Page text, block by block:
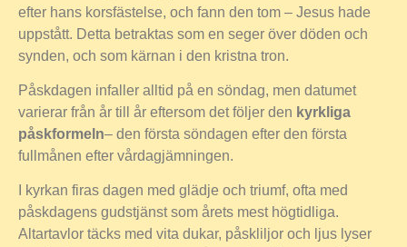
efter hans korsfästelse, och fann den tom – Jesus hade
uppstått. Detta betraktas som en seger över döden och
synden, och som kärnan i den kristna tron.
Påskdagen infaller alltid på en söndag, men datumet
varierar från år till år eftersom det följer den kyrkliga
påskformeln– den första söndagen efter den första
fullmånen efter vårdagjämningen.
I kyrkan firas dagen med glädje och triumf, ofta med
påskdagens gudstjänst som årets mest högtidliga.
Altartavlor täcks med vita dukar, påskliljor och ljus lyser